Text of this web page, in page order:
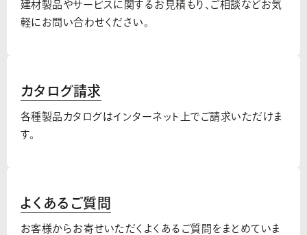
建材製品やサービスに関するお見積もり、 ご相談などお気
軽にお問い合わせください。
カタログ請求
各種製品カタログはインターネット上でご請求いただけま
す。
よくあるご質問
お客様からお寄せいただくよくあるご質問をまとめていま